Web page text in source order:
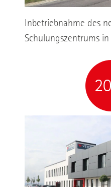
Inbetriebnahme des
Schulungszentrums in